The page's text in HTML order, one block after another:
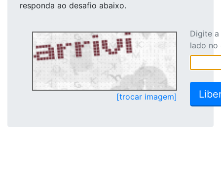
responda ao desafio abaixo.
[trocar imagem]
Digite
lado no